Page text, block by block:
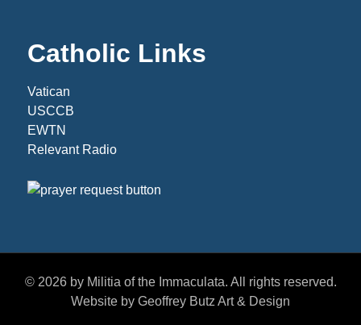
Catholic Links
Vatican
USCCB
EWTN
Relevant Radio
© 2026 by Militia of the Immaculata. All rights reserved.
Website by Geoffrey Butz Art & Design